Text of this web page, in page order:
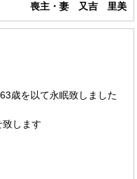
喪主・妻 又吉 里美
歳を以て永眠致しました
します